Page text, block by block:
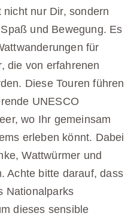
nur Dir, sondern
und Bewegung. Es
für
die von erfahrenen
Diese Touren führen
UNESCO
wo Ihr gemeinsam
erleben könnt. Dabei
Wattwürmer und
Achte bitte darauf, dass
Nationalparks
dieses sensible